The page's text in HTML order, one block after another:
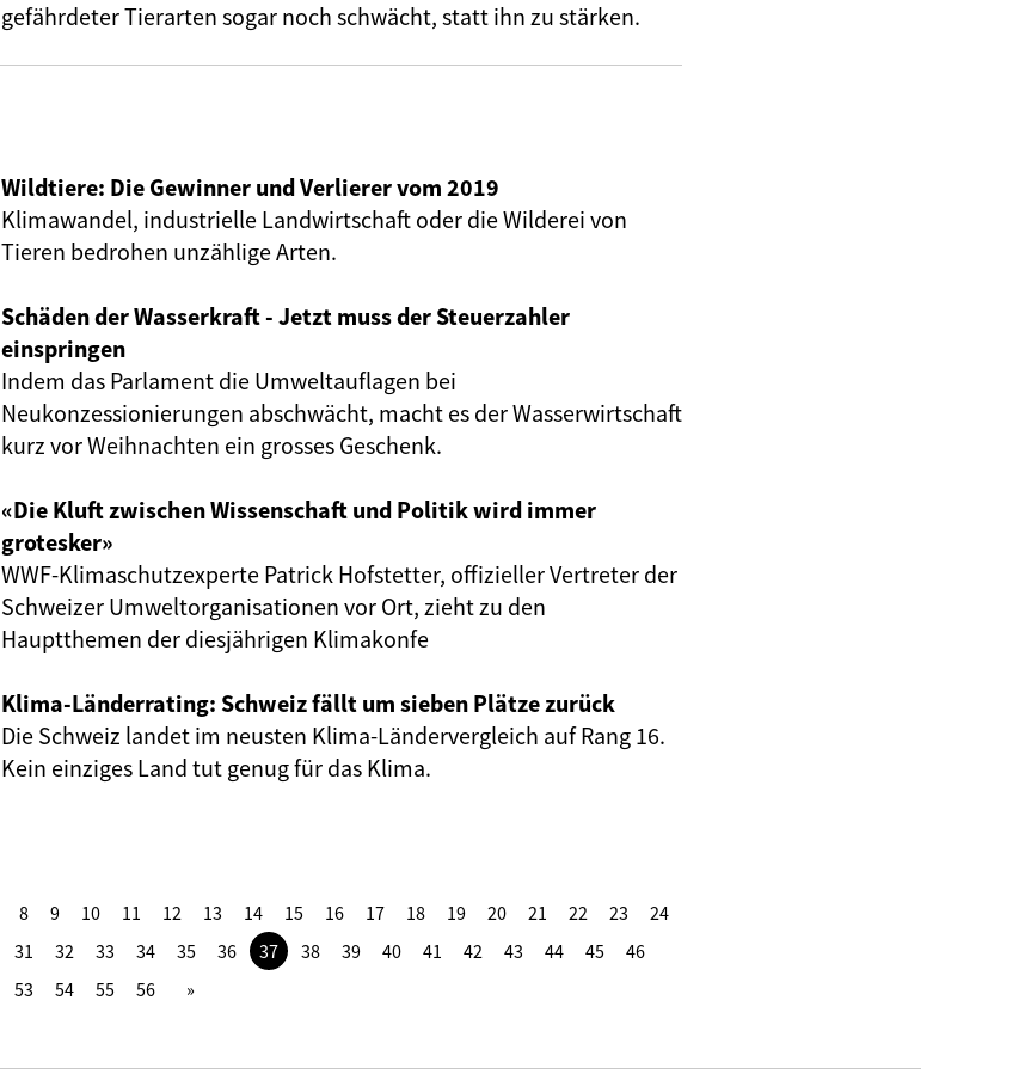
gefährdeter Tierarten sogar noch schwächt, statt ihn zu stärken.
Wildtiere: Die Gewinner und Verlierer vom 2019
Klimawandel, industrielle Landwirtschaft oder die Wilderei von
Tieren bedrohen unzählige Arten.
Schäden der Wasserkraft - Jetzt muss der Steuerzahler
einspringen
Indem das Parlament die Umweltauflagen bei
Neukonzessionierungen abschwächt, macht es der Wasserwirtschaft
kurz vor Weihnachten ein grosses Geschenk.
«Die Kluft zwischen Wissenschaft und Politik wird immer
grotesker»
WWF-Klimaschutzexperte Patrick Hofstetter, offizieller Vertreter der
Schweizer Umweltorganisationen vor Ort, zieht zu den
Hauptthemen der diesjährigen Klimakonfe
Klima-Länderrating: Schweiz fällt um sieben Plätze zurück
Die Schweiz landet im neusten Klima-Ländervergleich auf Rang 16.
Kein einziges Land tut genug für das Klima.
8 9 10 11 12 13 14 15 16 17 18 19 20 21 22 23
24
31 32 33 34 35 36 37 38 39 40 41 42 43 44 45
46
53 54 55 56